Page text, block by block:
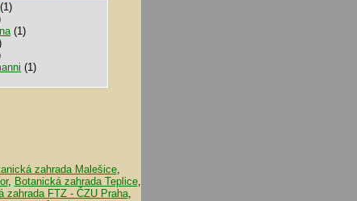
(1)
(1)
zahrada Malešice,
, Botanická zahrada Teplice,
zahrada FTZ - ČZU Praha,